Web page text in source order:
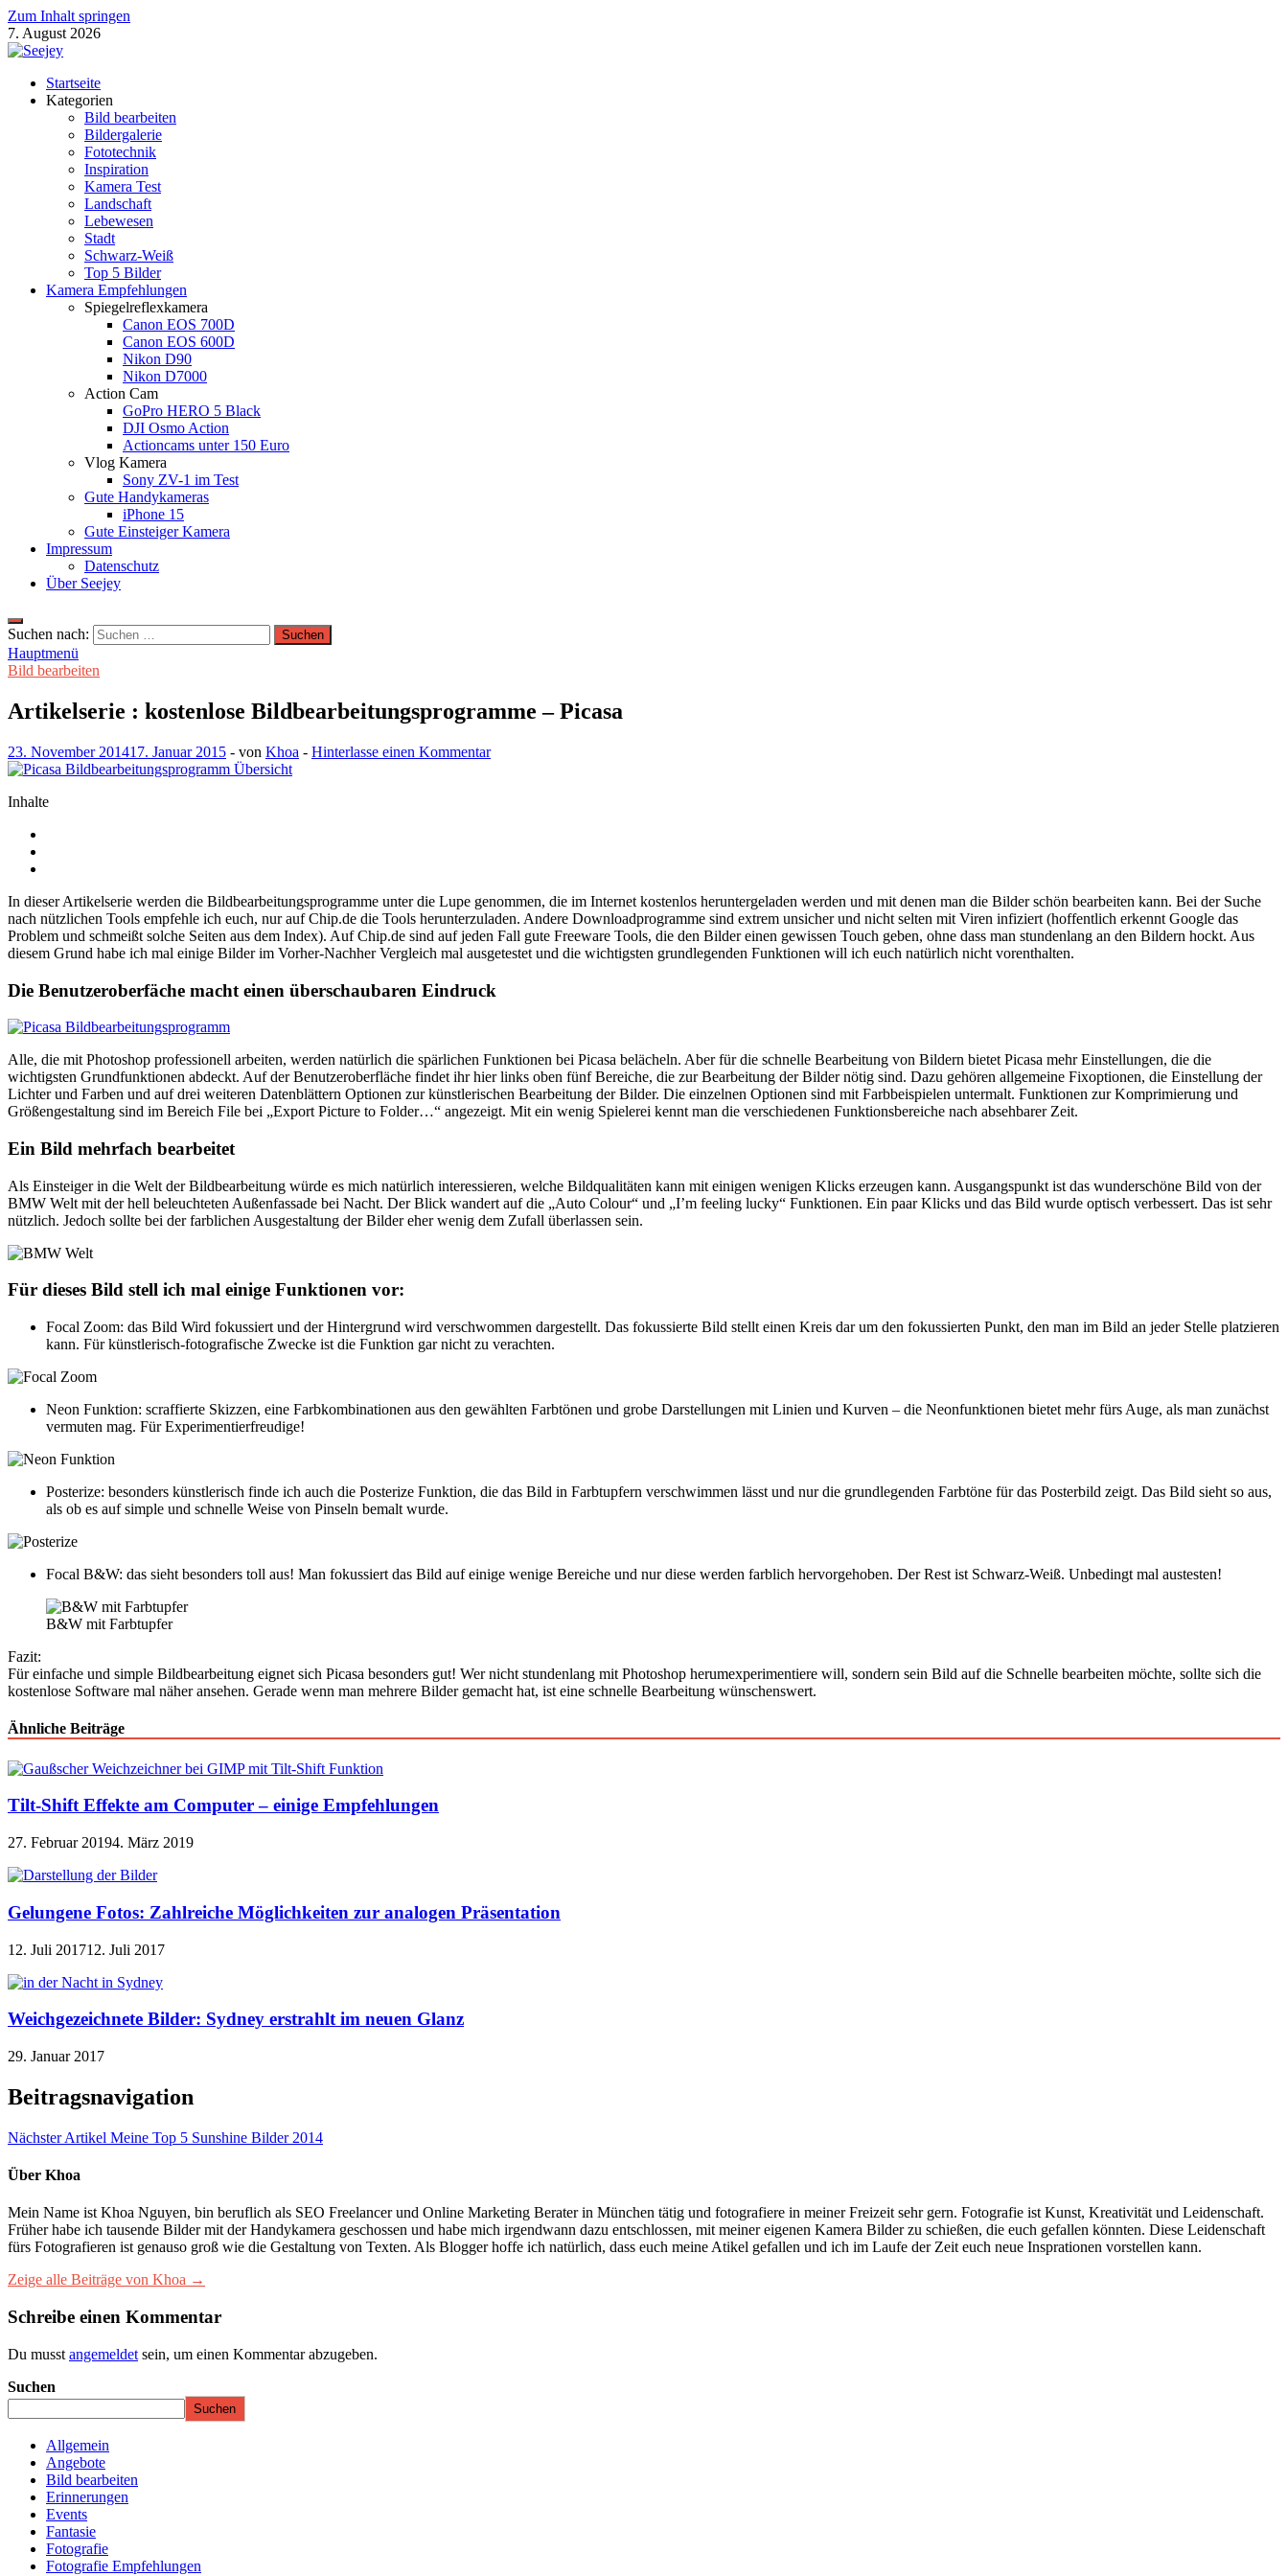
Zum Inhalt springen
7. August 2026
Seejey Fotoblog
Fotografie Magazin von Khoa Nguyen
Startseite
Kategorien
Bild bearbeiten
Bildergalerie
Fototechnik
Inspiration
Kamera Test
Landschaft
Lebewesen
Stadt
Schwarz-Weiß
Top 5 Bilder
Kamera Empfehlungen
Spiegelreflexkamera
Canon EOS 700D
Canon EOS 600D
Nikon D90
Nikon D7000
Action Cam
GoPro HERO 5 Black
DJI Osmo Action
Actioncams unter 150 Euro
Vlog Kamera
Sony ZV-1 im Test
Gute Handykameras
iPhone 15
Gute Einsteiger Kamera
Impressum
Datenschutz
Über Seejey
Suchen nach:
Hauptmenü
Bild bearbeiten
Artikelserie : kostenlose Bildbearbeitungsprogramme – Picasa
23. November 201417. Januar 2015 - von Khoa - Hinterlasse einen Kommentar
Inhalte
In dieser Artikelserie werden die Bildbearbeitungsprogramme unter die Lupe genommen, die im Internet kostenlos heruntergeladen werden und mit denen man die Bilder schön bearbeiten kann. Bei der Suche
nach nützlichen Tools empfehle ich euch, nur auf Chip.de die Tools herunterzuladen. Andere Downloadprogramme sind extrem unsicher und nicht selten mit Viren infiziert (hoffentlich erkennt Google das
Problem und schmeißt solche Seiten aus dem Index). Auf Chip.de sind auf jeden Fall gute Freeware Tools, die den Bilder einen gewissen Touch geben, ohne dass man stundenlang an den Bildern hockt. Aus
diesem Grund habe ich mal einige Bilder im Vorher-Nachher Vergleich mal ausgetestet und die wichtigsten grundlegenden Funktionen will ich euch natürlich nicht vorenthalten.
Die Benutzeroberfäche macht einen überschaubaren Eindruck
Alle, die mit Photoshop professionell arbeiten, werden natürlich die spärlichen Funktionen bei Picasa belächeln. Aber für die schnelle Bearbeitung von Bildern bietet Picasa mehr Einstellungen, die die
wichtigsten Grundfunktionen abdeckt. Auf der Benutzeroberfläche findet ihr hier links oben fünf Bereiche, die zur Bearbeitung der Bilder nötig sind. Dazu gehören allgemeine Fixoptionen, die Einstellung der
Lichter und Farben und auf drei weiteren Datenblättern Optionen zur künstlerischen Bearbeitung der Bilder. Die einzelnen Optionen sind mit Farbbeispielen untermalt. Funktionen zur Komprimierung und
Größengestaltung sind im Bereich File bei „Export Picture to Folder…“ angezeigt. Mit ein wenig Spielerei kennt man die verschiedenen Funktionsbereiche nach absehbarer Zeit.
Ein Bild mehrfach bearbeitet
Als Einsteiger in die Welt der Bildbearbeitung würde es mich natürlich interessieren, welche Bildqualitäten kann mit einigen wenigen Klicks erzeugen kann. Ausgangspunkt ist das wunderschöne Bild von der
BMW Welt mit der hell beleuchteten Außenfassade bei Nacht. Der Blick wandert auf die „Auto Colour“ und „I’m feeling lucky“ Funktionen. Ein paar Klicks und das Bild wurde optisch verbessert. Das ist sehr
nützlich. Jedoch sollte bei der farblichen Ausgestaltung der Bilder eher wenig dem Zufall überlassen sein.
Für dieses Bild stell ich mal einige Funktionen vor:
Focal Zoom: das Bild Wird fokussiert und der Hintergrund wird verschwommen dargestellt. Das fokussierte Bild stellt einen Kreis dar um den fokussierten Punkt, den man im Bild an jeder Stelle platzieren
kann. Für künstlerisch-fotografische Zwecke ist die Funktion gar nicht zu verachten.
Neon Funktion: scraffierte Skizzen, eine Farbkombinationen aus den gewählten Farbtönen und grobe Darstellungen mit Linien und Kurven – die Neonfunktionen bietet mehr fürs Auge, als man zunächst
vermuten mag. Für Experimentierfreudige!
Posterize: besonders künstlerisch finde ich auch die Posterize Funktion, die das Bild in Farbtupfern verschwimmen lässt und nur die grundlegenden Farbtöne für das Posterbild zeigt. Das Bild sieht so aus,
als ob es auf simple und schnelle Weise von Pinseln bemalt wurde.
Focal B&W: das sieht besonders toll aus! Man fokussiert das Bild auf einige wenige Bereiche und nur diese werden farblich hervorgehoben. Der Rest ist Schwarz-Weiß. Unbedingt mal austesten!
B&W mit Farbtupfer
Fazit:
Für einfache und simple Bildbearbeitung eignet sich Picasa besonders gut! Wer nicht stundenlang mit Photoshop herumexperimentiere will, sondern sein Bild auf die Schnelle bearbeiten möchte, sollte sich die
kostenlose Software mal näher ansehen. Gerade wenn man mehrere Bilder gemacht hat, ist eine schnelle Bearbeitung wünschenswert.
Ähnliche Beiträge
Tilt-Shift Effekte am Computer – einige Empfehlungen
27. Februar 20194. März 2019
Gelungene Fotos: Zahlreiche Möglichkeiten zur analogen Präsentation
12. Juli 201712. Juli 2017
Weichgezeichnete Bilder: Sydney erstrahlt im neuen Glanz
29. Januar 2017
Beitragsnavigation
Nächster Artikel Meine Top 5 Sunshine Bilder 2014
Über Khoa
Mein Name ist Khoa Nguyen, bin beruflich als SEO Freelancer und Online Marketing Berater in München tätig und fotografiere in meiner Freizeit sehr gern. Fotografie ist Kunst, Kreativität und Leidenschaft.
Früher habe ich tausende Bilder mit der Handykamera geschossen und habe mich irgendwann dazu entschlossen, mit meiner eigenen Kamera Bilder zu schießen, die euch gefallen könnten. Diese Leidenschaft
fürs Fotografieren ist genauso groß wie die Gestaltung von Texten. Als Blogger hoffe ich natürlich, dass euch meine Atikel gefallen und ich im Laufe der Zeit euch neue Insprationen vorstellen kann.
Zeige alle Beiträge von Khoa →
Schreibe einen Kommentar
Du musst angemeldet sein, um einen Kommentar abzugeben.
Suchen
Suchen
Allgemein
Angebote
Bild bearbeiten
Erinnerungen
Events
Fantasie
Fotografie
Fotografie Empfehlungen